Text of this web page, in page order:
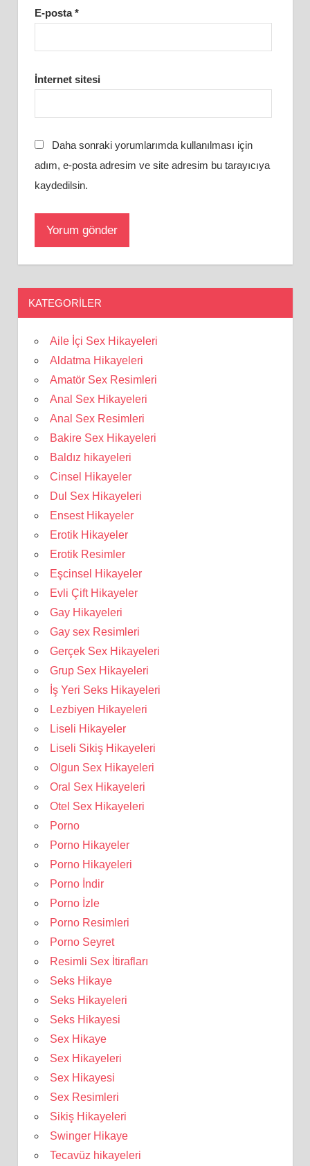
E-posta*
İnternet sitesi
Daha sonraki yorumlarımda kullanılması için
adım, e-posta adresim ve site adresim bu tarayıcıya
kaydedilsin.
KATEGORILER
Aile İçi Sex Hikayeleri
Aldatma Hikayeleri
Amatör Sex Resimleri
Anal Sex Hikayeleri
Anal Sex Resimleri
Bakire Sex Hikayeleri
Baldız hikayeleri
Cinsel Hikayeler
Dul Sex Hikayeleri
Ensest Hikayeler
Erotik Hikayeler
Erotik Resimler
Eşcinsel Hikayeler
Evli Çift Hikayeler
Gay Hikayeleri
Gay sex Resimleri
Gerçek Sex Hikayeleri
Grup Sex Hikayeleri
İş Yeri Seks Hikayeleri
Lezbiyen Hikayeleri
Liseli Hikayeler
Liseli Sikiş Hikayeleri
Olgun Sex Hikayeleri
Oral Sex Hikayeleri
Otel Sex Hikayeleri
Porno
Porno Hikayeler
Porno Hikayeleri
Porno İndir
Porno İzle
Porno Resimleri
Porno Seyret
Resimli Sex İtirafları
Seks Hikaye
Seks Hikayeleri
Seks Hikayesi
Sex Hikaye
Sex Hikayeleri
Sex Hikayesi
Sex Resimleri
Sikiş Hikayeleri
Swinger Hikaye
Tecavüz hikayeleri